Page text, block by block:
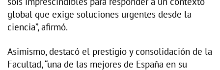
global que exige soluciones urgentes desde la
ciencia”, afirmó.
Asimismo, destacó el prestigio y consolidación de la
Facultad, “una de las mejores de España en su